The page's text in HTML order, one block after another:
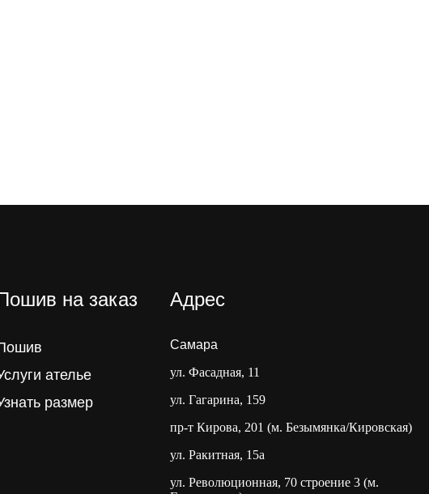
на заказ
ателье
размер
Адрес
Самара
ул. Фасадная, 11
ул. Гагарина, 159
пр-т Кирова, 201 (м. Безымянка/Кировская)
ул. Ракитная, 15а
ул. Революционная, 70 строение 3 (м.